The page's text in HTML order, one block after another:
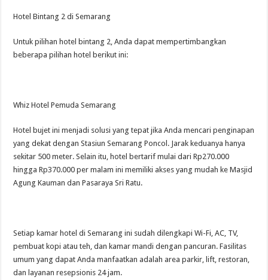
Hotel Bintang 2 di Semarang
Untuk pilihan hotel bintang 2, Anda dapat mempertimbangkan
beberapa pilihan hotel berikut ini:
Whiz Hotel Pemuda Semarang
Hotel bujet ini menjadi solusi yang tepat jika Anda mencari penginapan
yang dekat dengan Stasiun Semarang Poncol. Jarak keduanya hanya
sekitar 500 meter. Selain itu, hotel bertarif mulai dari Rp270.000
hingga Rp370.000 per malam ini memiliki akses yang mudah ke Masjid
Agung Kauman dan Pasaraya Sri Ratu.
Setiap kamar hotel di Semarang ini sudah dilengkapi Wi-Fi, AC, TV,
pembuat kopi atau teh, dan kamar mandi dengan pancuran. Fasilitas
umum yang dapat Anda manfaatkan adalah area parkir, lift, restoran,
dan layanan resepsionis 24 jam.